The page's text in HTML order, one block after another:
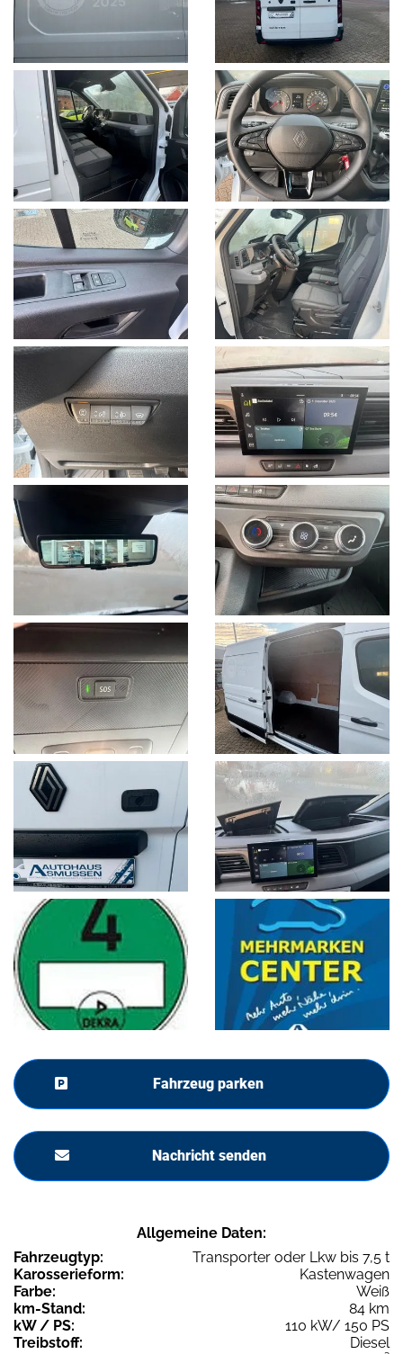
Fahrzeug parken
Nachricht senden
Allgemeine Daten:
Fahrzeugtyp:
Transporter oder Lkw bis 7,5 t
Karosserieform:
Kastenwagen
Farbe:
Weiß
km-Stand:
84 km
kW / PS:
110 kW/ 150 PS
Treibstoff:
Diesel